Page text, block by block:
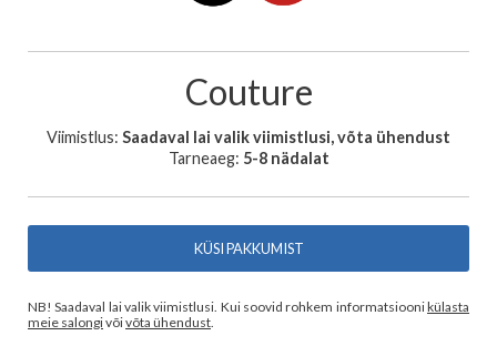
Couture
Viimistlus: Saadaval lai valik viimistlusi, võta ühendust
Tarneaeg: 5-8 nädalat
KÜSI PAKKUMIST
NB! Saadaval lai valik viimistlusi. Kui soovid rohkem informatsioonikülasta
meie salongivõivõta ühendust.